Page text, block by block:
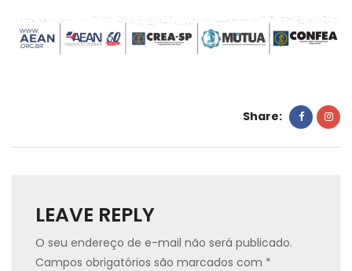
Share:
LEAVE REPLY
O seu endereço de e-mail não será publicado.
Campos obrigatórios são marcados com *